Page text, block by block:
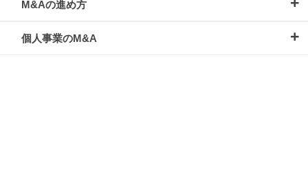
M&Aの進め方
個人事業のM&A